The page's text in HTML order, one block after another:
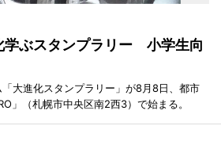
学ぶスタンプラリー 小学生向
大進化スタンプラリー」が8月8日、都市
」（札幌市中央区南2西3）で始まる。